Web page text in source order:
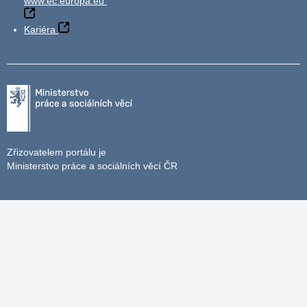
Kariéra
Zřizovatelem portálu je
Ministerstvo práce a sociálních věcí ČR